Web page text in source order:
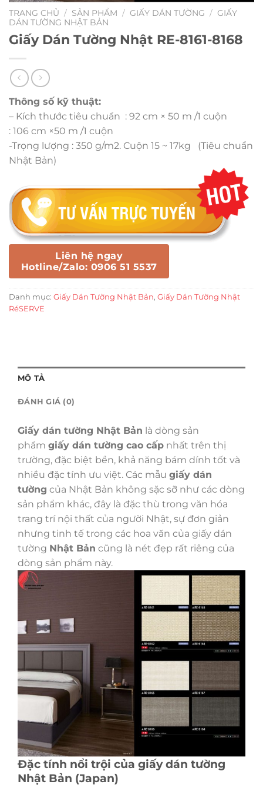
TRANG CHỦ / SẢN PHẨM / GIẤY DÁN TƯỜNG / GIẤY
DÁN TƯỜNG NHẬT BẢN
Giấy Dán Tường Nhật RE-8161-8168
Thông số kỹ thuật:
– Kích thước tiêu chuẩn : 92 cm × 50 m /1 cuộn
: 106 cm ×50 m /1 cuộn
-Trọng lượng : 350 g/m2. Cuộn 15 ~ 17kg (Tiêu chuẩn
Nhật Bản)
Liên hệ ngay
Hotline/Zalo: 0906 51 5537
Danh mục: Giấy Dán Tường Nhật Bản, Giấy Dán Tường Nhật
RéSERVE
MÔ TẢ
ĐÁNH GIÁ (0)
Giấy dán tường Nhật Bản là dòng sản
phẩm giấy dán tường cao cấp nhất trên thị
trường, đặc biệt bền, khả năng bám dính tốt và
nhiều đặc tính ưu việt. Các mẫu giấy dán
tường của Nhật Bản không sặc sỡ như các dòng
sản phẩm khác, đây là đặc thù trong văn hóa
trang trí nội thất của người Nhật, sự đơn giản
nhưng tinh tế trong các hoa văn của giấy dán
tường Nhật Bản cũng là nét đẹp rất riêng của
dòng sản phẩm này.
Đặc tính nổi trội của giấy dán tường
Nhật Bản (Japan)